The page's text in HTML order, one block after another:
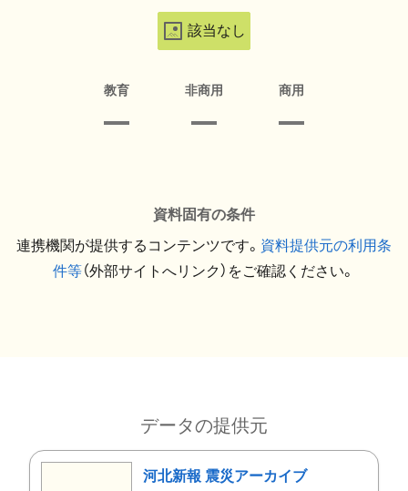
該当なし
教育 非商用 商用
資料固有の条件
連携機関が提供するコンテンツです。 資料提供元の利用条
件等（外部サイトへリンク）をご確認ください。
データの提供元
河北新報 震災アーカイブ